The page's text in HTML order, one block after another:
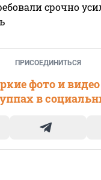
срочно
ПРИСОЕДИНИТЬСЯ
фото и
в